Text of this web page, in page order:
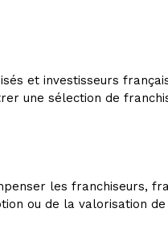
et investisseurs
une sélection de
les franchiseurs,
ou de la valorisation